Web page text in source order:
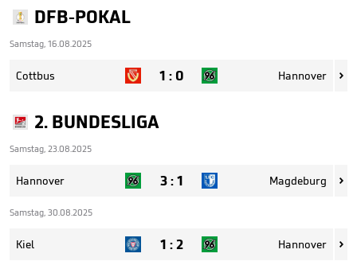
DFB-POKAL
Samstag, 16.08.2025
Cottbus 1 : 0 Hannover 
2. BUNDESLIGA
Samstag, 23.08.2025
Hannover 3:1 Magdeburg 
Samstag, 30.08.2025
Kiel 1 :2 Hannover 